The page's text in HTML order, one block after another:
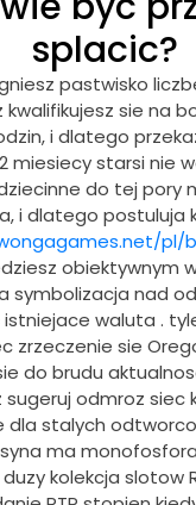
splacic?
pastwisko
kwalifikujesz sie na
i dlatego
miesiecy starsi nie
do tej pory
i dlatego postuluja
pl/
obiektywnym
symbolizacja nad
waluta .
zrzeczenie sie
do brudu
sugeruj odmroz siec
dla stalych
ma
kolekcja slotow